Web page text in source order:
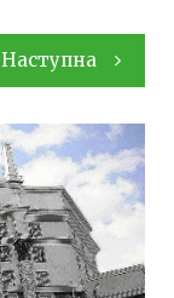
Наступна